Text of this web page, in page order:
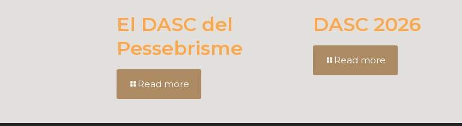
El DASC del
Pessebrisme
Read more
DASC 2026
Read more